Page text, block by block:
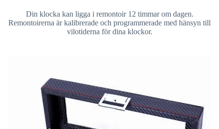
Din klocka kan ligga i remontoir 12 timmar om dagen.
Remontoirerna är kalibrerade och programmerade med hänsyn till
vilotiderna för dina klockor.